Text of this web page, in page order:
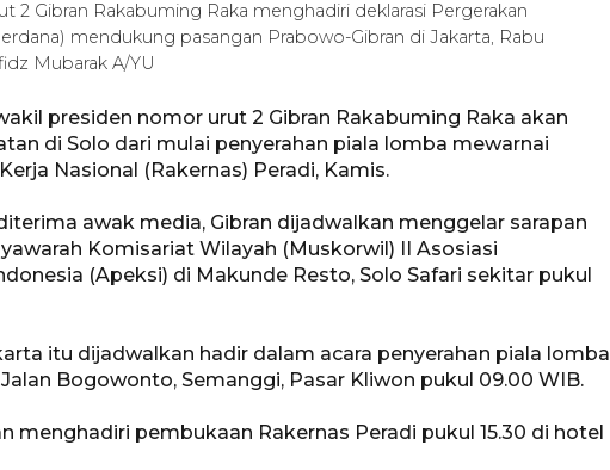
2 Gibran Rakabuming Raka menghadiri deklarasi Pergerakan
mendukung pasangan Prabowo-Gibran di Jakarta, Rabu
Mubarak A/YU
presiden nomor urut 2 Gibran Rakabuming Raka akan
di Solo dari mulai penyerahan piala lomba mewarnai
Nasional (Rakernas) Peradi, Kamis.
awak media, Gibran dijadwalkan menggelar sarapan
Komisariat Wilayah (Muskorwil) II Asosiasi
(Apeksi) di Makunde Resto, Solo Safari sekitar pukul
itu dijadwalkan hadir dalam acara penyerahan piala lomba
Bogowonto, Semanggi, Pasar Kliwon pukul 09.00 WIB.
menghadiri pembukaan Rakernas Peradi pukul 15.30 di hotel